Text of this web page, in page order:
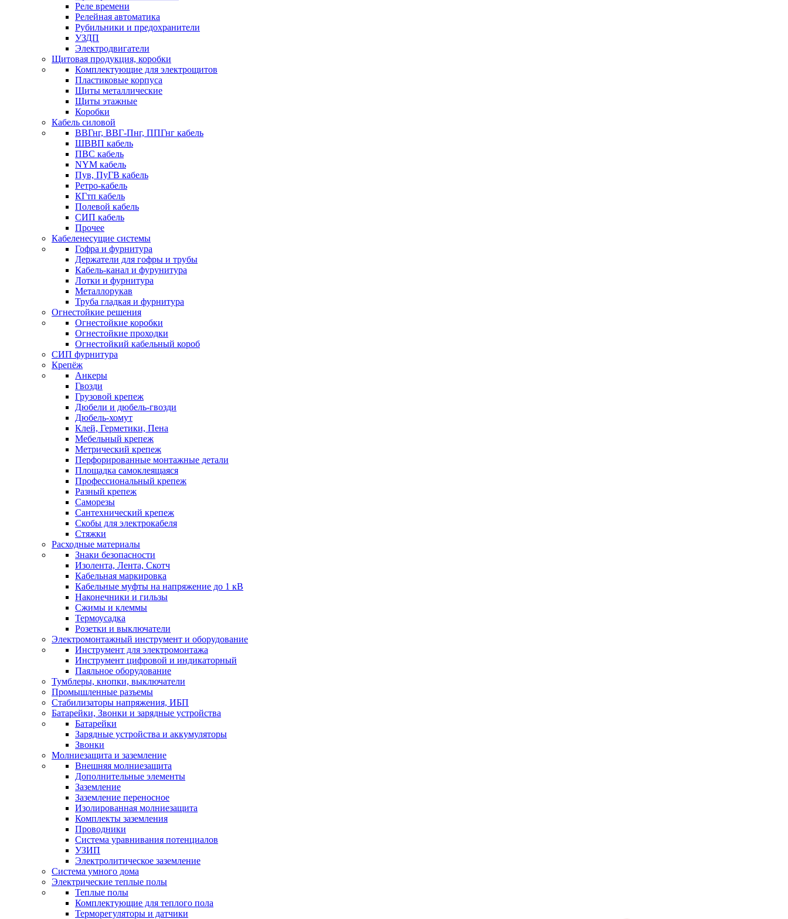
Реле времени
Релейная автоматика
Рубильники и предохранители
УЗДП
Электродвигатели
Щитовая продукция, коробки
Комплектующие для электрощитов
Пластиковые корпуса
Щиты металлические
Щиты этажные
Коробки
Кабель силовой
ВВГнг, ВВГ-Пнг, ППГнг кабель
ШВВП кабель
ПВС кабель
NYM кабель
Пув, ПуГВ кабель
Ретро-кабель
КГтп кабель
Полевой кабель
СИП кабель
Прочее
Кабеленесущие системы
Гофра и фурнитура
Держатели для гофры и трубы
Кабель-канал и фурунитура
Лотки и фурнитура
Металлорукав
Труба гладкая и фурнитура
Огнестойкие решения
Огнестойкие коробки
Огнестойкие проходки
Огнестойкий кабельный короб
СИП фурнитура
Крепёж
Анкеры
Гвозди
Грузовой крепеж
Дюбели и дюбель-гвозди
Дюбель-хомут
Клей, Герметики, Пена
Мебельный крепеж
Метрический крепеж
Перфорированные монтажные детали
Площадка самоклеящаяся
Профессиональный крепеж
Разный крепеж
Саморезы
Сантехнический крепеж
Скобы для электрокабеля
Стяжки
Расходные материалы
Знаки безопасности
Изолента, Лента, Скотч
Кабельная маркировка
Кабельные муфты на напряжение до 1 кВ
Наконечники и гильзы
Сжимы и клеммы
Термоусадка
Розетки и выключатели
Электромонтажный инструмент и оборудование
Инструмент для электромонтажа
Инструмент цифровой и индикаторный
Паяльное оборудование
Тумблеры, кнопки, выключатели
Промышленные разъемы
Стабилизаторы напряжения, ИБП
Батарейки, Звонки и зарядные устройства
Батарейки
Зарядные устройства и аккумуляторы
Звонки
Молниезащита и заземление
Внешняя молниезащита
Дополнительные элементы
Заземление
Заземление переносное
Изолированная молниезащита
Комплекты заземления
Проводники
Система уравнивания потенциалов
УЗИП
Электролитическое заземление
Система умного дома
Электрические теплые полы
Теплые полы
Комплектующие для теплого пола
Терморегуляторы и датчики